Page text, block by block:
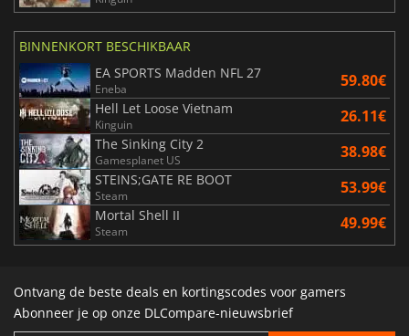
BINNENKORT BESCHIKBAAR
EA SPORTS Madden NFL 27
Eneba 59.80€
Hell Let Loose Vietnam
Kinguin 26.11€
The Sinking City 2
Gamesplanet US 38.98€
STEINS;GATE RE BOOT
Steam 53.99€
Mortal Shell II
Steam 49.99€
Ontvang de beste deals en kortingscodes voor gamers
Abonneer je op onze DLCompare-nieuwsbrief